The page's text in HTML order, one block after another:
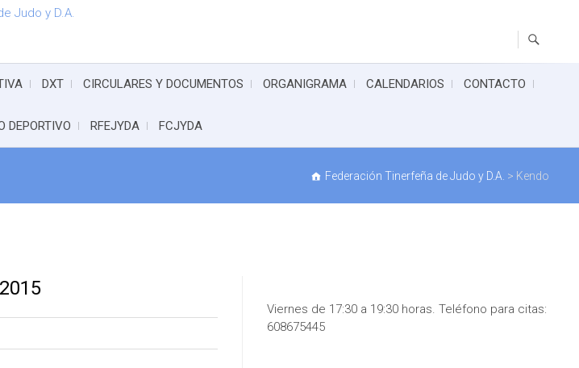
DXT CIRCULARES Y DOCUMENTOS ORGANIGRAMA CALENDARIOS CONTACTO
DEPORTIVO RFEJYDA FCJYDA
Federación Tinerfeña de Judo y D.A. > Kendo
Viernes de 17:30 a 19:30 horas. Teléfono para citas:
608675445